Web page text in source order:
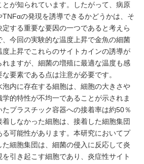
が知られています。したがって、病原
の発現を誘導できるかどうかは、そ
する重要な要因の一つであると考えら
今回の実験的な温度上昇で金魚の細菌
上昇でこれらのサイトカインの誘導が
ますが、細菌の増殖に最適な温度も感
要素である点は注意が必要です。
内に存在する細胞は、細胞の大きさや
的特性が不均一であることが示されま
たプラスチック容器への接着率は約50％
しなかった細胞は、接着した細胞集団
る可能性があります。本研究においてプ
細胞集団は、細菌の侵入に反応して炎
引き起こす細胞であり、炎症性サイト